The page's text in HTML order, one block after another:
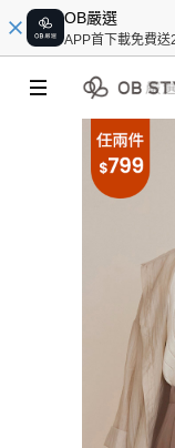
OB嚴選
APP首下載免費送